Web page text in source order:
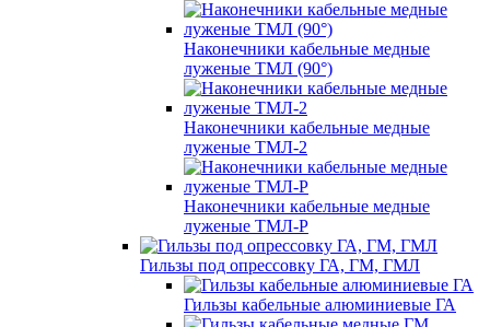
Наконечники кабельные медные
луженые ТМЛ (90°)
Наконечники кабельные медные
луженые ТМЛ-2
Наконечники кабельные медные
луженые ТМЛ-Р
Гильзы под опрессовку ГА, ГМ, ГМЛ
Гильзы кабельные алюминиевые ГА